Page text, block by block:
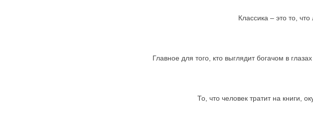
Классика – это то,
Главное для того, кто выглядит богачом в
То, что человек тратит на книги,